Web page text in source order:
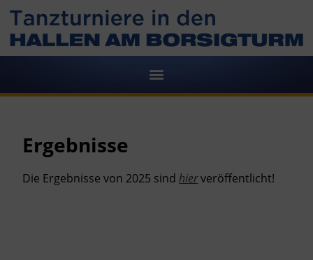
Ergebnisse
Die Ergebnisse von 2025 sindhierveröffentlicht!